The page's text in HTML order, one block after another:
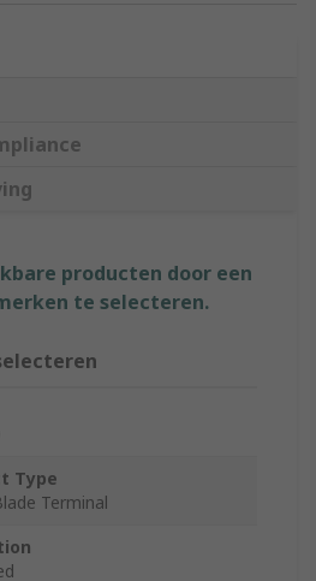
producten door een
te selecteren.
Type
Terminal